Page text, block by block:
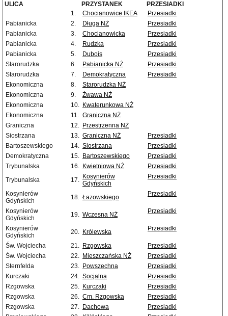
ULICA PRZYSTANEK
PRZESIADKI
1.
Chocianowice IKEA
Przesiadki
Pabianicka
2. Długa NŻ
Przesiadki
Pabianicka
3. Chocianowicka
Przesiadki
Pabianicka
4. Rudzka
Przesiadki
Pabianicka
5. Dubois
Przesiadki
Starorudzka
6. Pabianicka NŻ
Przesiadki
Starorudzka
7. Demokratyczna
Przesiadki
Ekonomiczna
8.
Starorudzka NŻ
Ekonomiczna
9.
Żwawa NŻ
Ekonomiczna
10. Kwaterunkowa NŻ
Ekonomiczna
11. Graniczna NŻ
Graniczna
12. Przestrzenna NŻ
Siostrzana
13. Graniczna NŻ
Przesiadki
Bartoszewskiego
14. Siostrzana
Przesiadki
Demokratyczna
15. Bartoszewskiego
Przesiadki
Trybunalska
16. Kwietniowa NŻ
Przesiadki
Trybunalska
17. Kosynierów
Gdyńskich
Przesiadki
Kosynierów
Gdyńskich
18. Łazowskiego Przesiadki
Kosynierów
Gdyńskich
19. Wczesna NŻ Przesiadki
Kosynierów
Gdyńskich
20. Królewska Przesiadki
Św. Wojciecha 21. Rzgowska
Przesiadki
Św. Wojciecha
22. Mieszczańska NŻ
Przesiadki
Sternfelda
23. Powszechna
Przesiadki
Kurczaki
24. Socjalna
Przesiadki
Rzgowska
25. Kurczaki
Przesiadki
Rzgowska
26. Cm. Rzgowska
Przesiadki
Rzgowska
27. Dachowa
Przesiadki